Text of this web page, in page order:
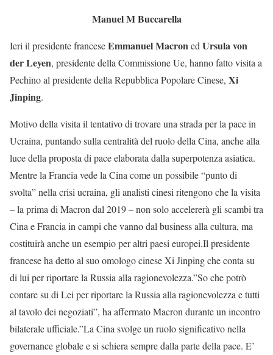
Manuel M Buccarella
Ieri il presidente franceseEmmanuel Macroned Ursula von
der Leyen, presidente della Commissione Ue, hanno fatto visita a
Pechino al presidente della Repubblica Popolare Cinese, Xi
Jinping.
Motivo della visita il tentativo di trovare una strada per la pace in
Ucraina, puntando sulla centralità del ruolo della Cina, anche alla
luce della proposta di pace elaborata dalla superpotenza asiatica.
Mentre la Francia vede la Cina come un possibile “punto di
svolta” nella crisi ucraina, gli analisti cinesi ritengono che la visita
– la prima di Macron dal 2019 – non solo accelererà gli scambi tra
Cina e Francia in campi che vanno dal business alla cultura, ma
costituirà anche un esempio per altri paesi europei.Il presidente
francese ha detto al suo omologo cinese Xi Jinping che conta su
di lui per riportare la Russia alla ragionevolezza.”So che potrò
contare su di Lei per riportare la Russia alla ragionevolezza e tutti
al tavolo dei negoziati”, ha affermato Macron durante un incontro
bilaterale ufficiale.”La Cina svolge un ruolo significativo nella
governance globale e si schiera sempre dalla parte della pace. E’